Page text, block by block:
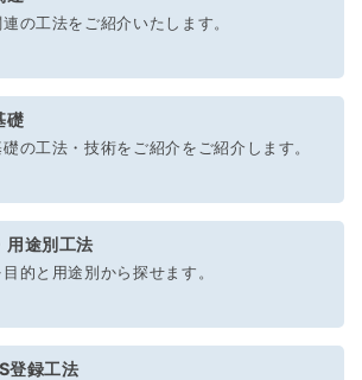
の工法をご紹介いたします。
礎
の工法・技術をご紹介をご紹介します。
用途別工法
的と用途別から探せます。
登録工法